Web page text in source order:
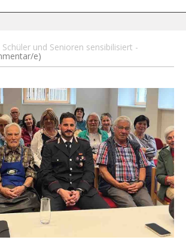
Schüler und Senioren sensibilisiert -
e)